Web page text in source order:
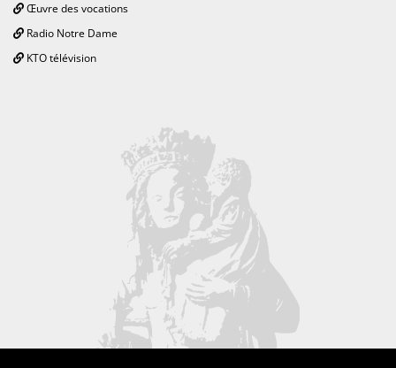
Œuvre des vocations
Radio Notre Dame
KTO télévision